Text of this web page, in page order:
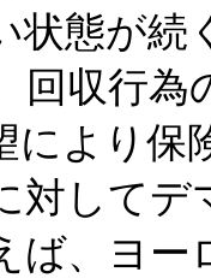
状態が
回収行為
により保
対して
ば、ヨ